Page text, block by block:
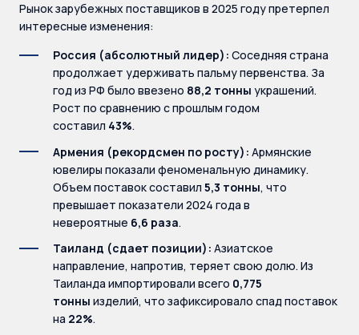
Рынок зарубежных поставщиков в 2025 году претерпел
интересные изменения:
Россия (абсолютный лидер): Соседняя страна
продолжает удерживать пальму первенства. За
год из РФ было ввезено 88,2 тонны украшений.
Рост по сравнению с прошлым годом
составил 43%.
Армения (рекордсмен по росту): Армянские
ювелиры показали феноменальную динамику.
Объем поставок составил 5,3 тонны, что
превышает показатели 2024 года в
невероятные 6,6 раза.
Таиланд (сдает позиции): Азиатское
направление, напротив, теряет свою долю. Из
Таиланда импортировали всего 0,775
тонны изделий, что зафиксировало спад поставок
на 22%.